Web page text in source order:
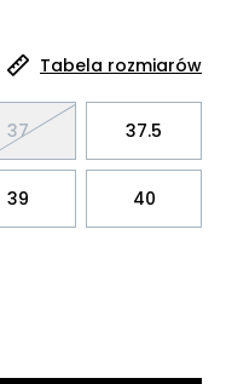
Tabela rozmiarów
37 37.5
39 40